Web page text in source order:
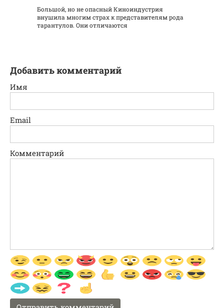
Большой, но не опасный Киноиндустрия
внушила многим страх к представителям рода
тарантулов. Они отличаются
Добавить комментарий
Имя
Email
Комментарий